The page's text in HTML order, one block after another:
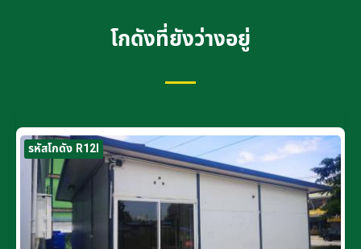
โกดังที่ยังว่างอยู่
รหัสโกดัง R12I